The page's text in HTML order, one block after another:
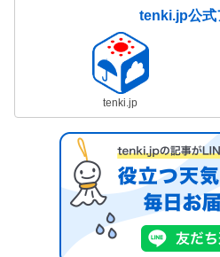
tenki.jp公式
tenki.jp